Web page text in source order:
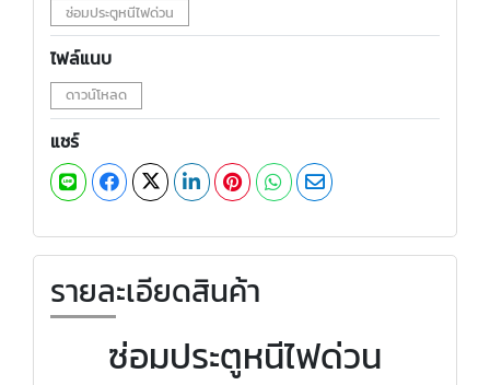
ซ่อมประตูหนีไฟด่วน
ไฟล์แนบ
ดาวน์โหลด
แชร์
รายละเอียดสินค้า
ซ่อมประตูหนีไฟด่วน